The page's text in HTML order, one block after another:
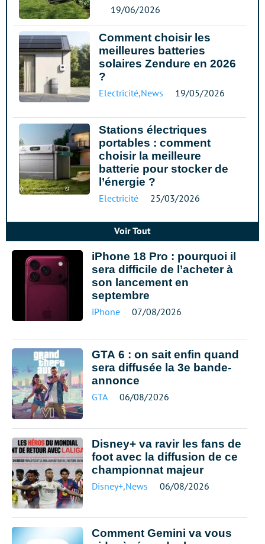
Voir Tout
19/06/2026
Comment choisir les
meilleures batteries
solaires Zendure en 2026
?
Electricité,News 19/05/2026
Stations électriques
portables : comment
choisir la meilleure
batterie pour stocker de
l’énergie ?
Electricité 25/03/2026
iPhone 18 Pro : pourquoi il
sera difficile de l’acheter à
son lancement en
septembre
iPhone 07/08/2026
GTA 6 : on sait enfin quand
sera diffusée la 3e bande-
annonce
GTA 06/08/2026
Disney+ va ravir les fans de
foot avec la diffusion de ce
championnat majeur
Disney+,News 06/08/2026
Comment Gemini va vous